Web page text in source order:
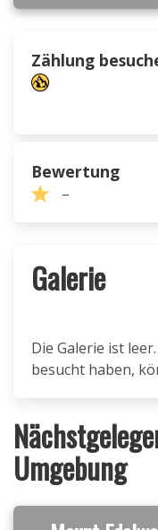
Zählung
Bewertung
–
Galerie
Die Galerie ist
besucht haben,
Umgebung